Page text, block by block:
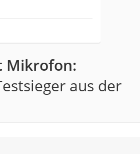
Mikrofon:
aus der